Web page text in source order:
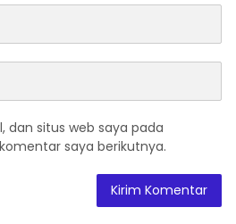
dan situs web saya pada
saya berikutnya.